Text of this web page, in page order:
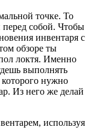
точке. То
перед собой. Чтобы
инвентаря с
обзоре ты
локтя. Именно
выполнять
нужно
Из него же делай
используя